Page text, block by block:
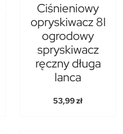
Ciśnieniowy
opryskiwacz 8l
ogrodowy
spryskiwacz
ręczny długa
lanca
53,99 zł